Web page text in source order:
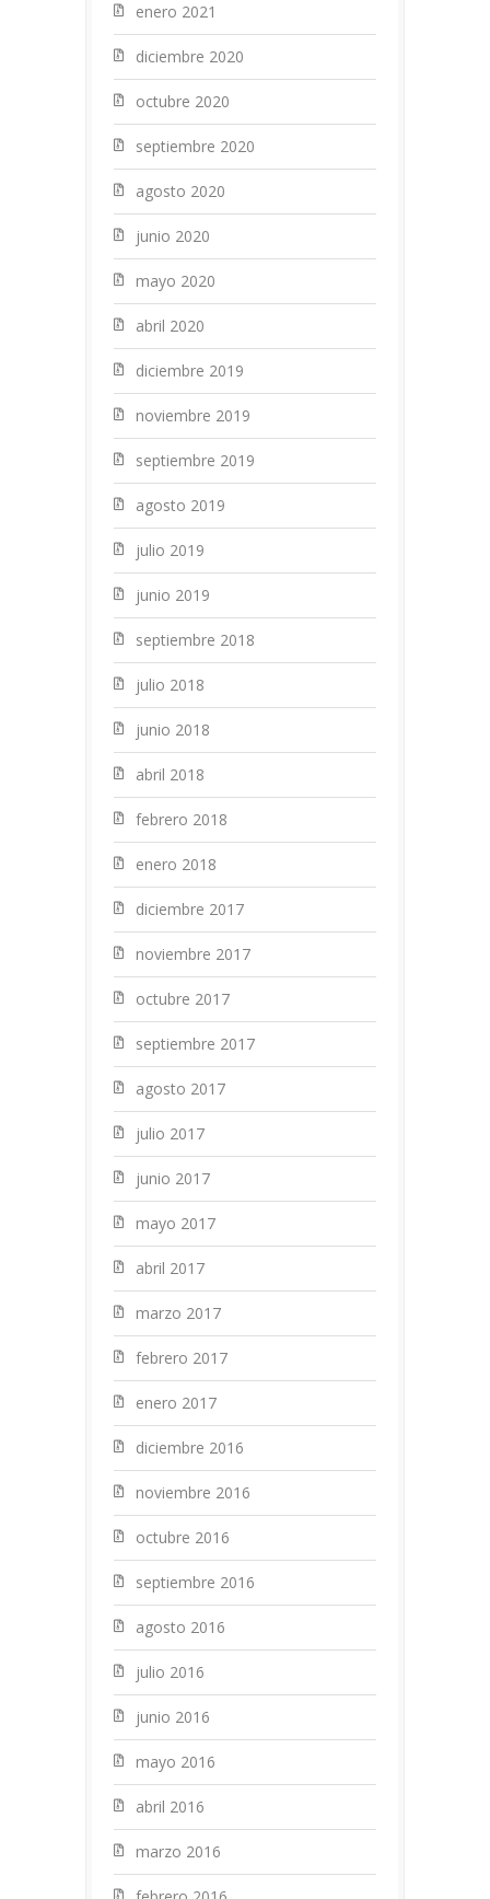
enero 2021
diciembre 2020
octubre 2020
septiembre 2020
agosto 2020
junio 2020
mayo 2020
abril 2020
diciembre 2019
noviembre 2019
septiembre 2019
agosto 2019
julio 2019
junio 2019
septiembre 2018
julio 2018
junio 2018
abril 2018
febrero 2018
enero 2018
diciembre 2017
noviembre 2017
octubre 2017
septiembre 2017
agosto 2017
julio 2017
junio 2017
mayo 2017
abril 2017
marzo 2017
febrero 2017
enero 2017
diciembre 2016
noviembre 2016
octubre 2016
septiembre 2016
agosto 2016
julio 2016
junio 2016
mayo 2016
abril 2016
marzo 2016